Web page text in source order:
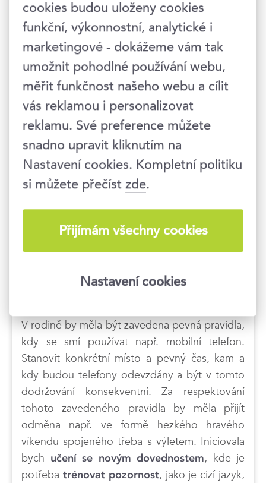
nebo například autogenního tréninku.
S tímto trendem souvisí i rostoucí závislost
na tzv. levném dopaminu – pocitu odměny z
činností, které nevyžadují téměř žádné úsilí.
Snadno si tak odvykneme věnovat se
náročnějším a smysluplným aktivitám. Navíc
se ukazuje, že u dětí může mít nadměrné
sledování krátkých, silně stimulujících videí
negativní dopad na vývoj mozku. Jak s tímto
problémem pracovat?
Jsem zastáncem názoru, že jako první by se
měl mladistvým omezit přistup na sociální sítě
a digitální přístroje.
Nastavit jasné hranice pro
příkladem pro své potomky v tom, jak a jak
V rodině by měla být zavedena pevná pravidla,
kdy se smí používat např. mobilní telefon.
Stanovit konkrétní místo a pevný čas, kam a
kdy budou telefony odevzdány a být v tomto
dodržování konsekventní. Za respektování
tohoto zavedeného pravidla by měla přijít
odměna např. ve formě hezkého hravého
víkendu spojeného třeba s výletem. Iniciovala
bych učení se novým dovednostem, kde je
potřeba trénovat pozornost, jako je cizí jazyk,
cookies budou uloženy cookies
funkční, výkonnostní, analytické i
marketingové - dokážeme vám tak
umožnit pohodlné používání webu,
měřit funkčnost našeho webu a cílit
vás reklamou i personalizovat
reklamu. Své preference můžete
snadno upravit kliknutím na
Nastavení cookies. Kompletní politiku
si můžete přečístzde.
Přijímám všechny cookies
Nastavení cookies